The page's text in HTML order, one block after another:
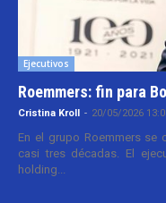
Ejecutivos
Roemmers: fin para
Cristina Kroll - 20/05/2026
En el grupo Roemmers
casi tres décadas. El
holding...